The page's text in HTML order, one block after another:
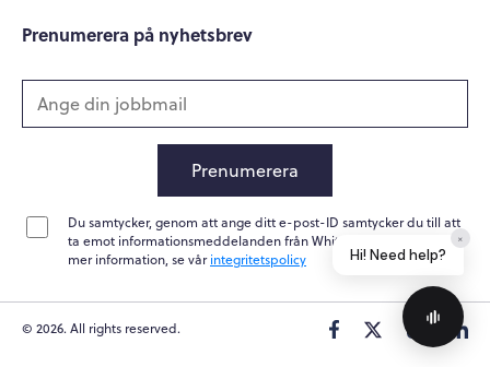
Prenumerera på nyhetsbrev
Prenumerera
Du samtycker, genom att ange ditt e-post-ID samtycker du till att
ta emot informationsmeddelanden från Whitepapers Online. För
mer information, se vårintegritetspolicy
© 2026. All rights reserved.
Hi! Need help?
×